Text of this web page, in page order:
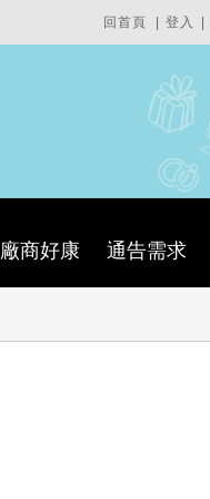
回首頁 登入
廠商好康 通告需求